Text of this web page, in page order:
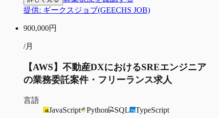
提供: ギークスジョブ(GEECHS JOB)
900,000円
/月
【AWS】不動産DXにおけるSREエンジニア
の業務委託案件・フリーランス求人
言語
JavaScript
Python SQL TypeScript